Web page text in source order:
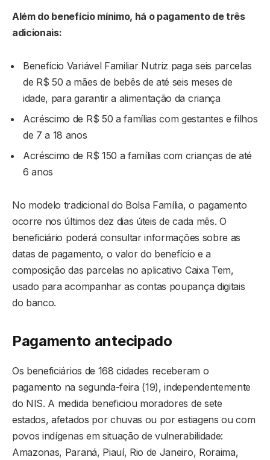
Além do benefício mínimo, há o pagamento de três
adicionais:
Benefício Variável Familiar Nutriz paga seis parcelas
de R$ 50 a mães de bebês de até seis meses de
idade, para garantir a alimentação da criança
Acréscimo de R$ 50 a famílias com gestantes e filhos
de 7 a 18 anos
Acréscimo de R$ 150 a famílias com crianças de até
6 anos
No modelo tradicional do Bolsa Família, o pagamento
ocorre nos últimos dez dias úteis de cada mês. O
beneficiário poderá consultar informações sobre as
datas de pagamento, o valor do benefício e a
composição das parcelas no aplicativo Caixa Tem,
usado para acompanhar as contas poupança digitais
do banco.
Pagamento antecipado
Os beneficiários de 168 cidades receberam o
pagamento na segunda-feira (19), independentemente
do NIS. A medida beneficiou moradores de sete
estados, afetados por chuvas ou por estiagens ou com
povos indígenas em situação de vulnerabilidade:
Amazonas, Paraná, Piauí, Rio de Janeiro, Roraima,